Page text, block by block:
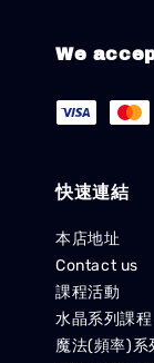
We
快速連結
本店地址
Contact us
課程活動
水晶系列課程
魔法(頻率)系